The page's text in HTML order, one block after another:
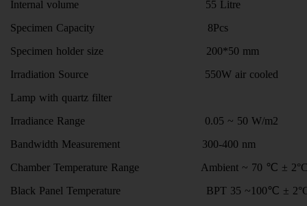
Internal volume 55 Litre
Specimen Capacity 8Pcs
Specimen holder size 200*50 mm
Irradiation Source 550W air cooled
Lamp with quartz filter
Irradiance Range 0.05 ~ 50 W/m2
Bandwidth Measurement 300-400 nm
Chamber Temperature Range Ambient ~ 70 ℃ ±
Black Panel Temperature BPT 35 ~100℃ ±